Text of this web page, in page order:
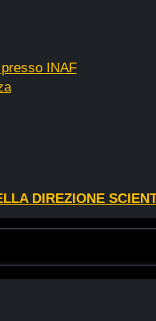
INAF
DIREZIONE